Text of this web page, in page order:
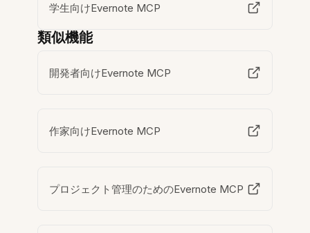
学生向けEvernote MCP
類似機能
開発者向けEvernote MCP
作家向けEvernote MCP
プロジェクト管理のためのEvernote MCP